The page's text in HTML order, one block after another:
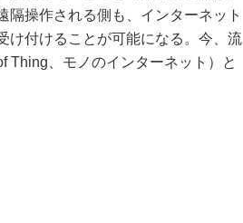
操作される側も、インターネット
け付けることが可能になる。今、流
Thing、モノのインターネット）と